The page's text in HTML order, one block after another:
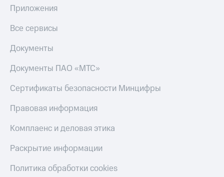
Приложения
Все сервисы
Документы
Документы ПАО «МТС»
Сертификаты безопасности Минцифры
Правовая информация
Комплаенс и деловая этика
Раскрытие информации
Политика обработки cookies